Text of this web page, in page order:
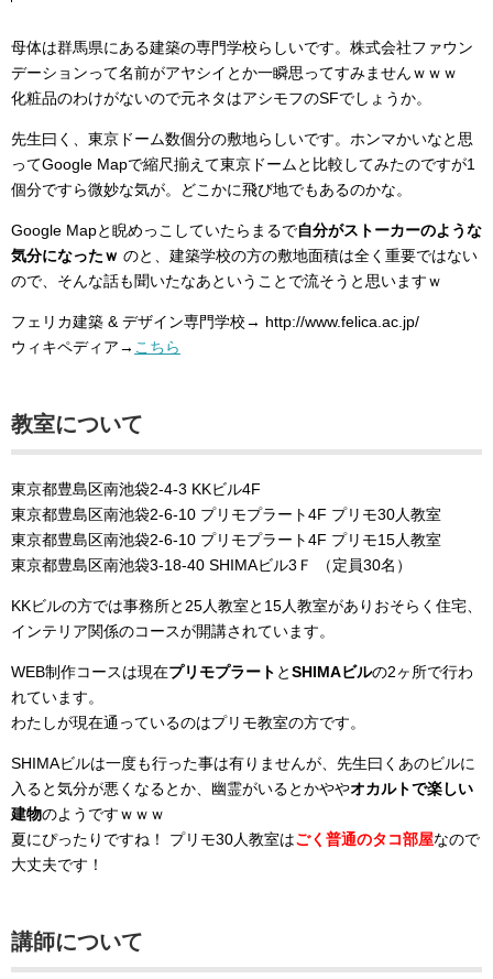
母体は群馬県にある建築の専門学校らしいです。株式会社ファウン
デーションって名前がアヤシイとか一瞬思ってすみませんｗｗｗ
化粧品のわけがないので元ネタはアシモフのSFでしょうか。
先生曰く、東京ドーム数個分の敷地らしいです。ホンマかいなと思
ってGoogle Mapで縮尺揃えて東京ドームと比較してみたのですが1
個分ですら微妙な気が。どこかに飛び地でもあるのかな。
Google Mapと睨めっこしていたらまるで自分がストーカーのような
気分になったｗ のと、建築学校の方の敷地面積は全く重要ではない
ので、そんな話も聞いたなあということで流そうと思いますｗ
フェリカ建築 & デザイン専門学校→ http://www.felica.ac.jp/
ウィキペディア→ こちら
教室について
東京都豊島区南池袋2-4-3 KKビル4F
東京都豊島区南池袋2-6-10 プリモプラート4F プリモ30人教室
東京都豊島区南池袋2-6-10 プリモプラート4F プリモ15人教室
東京都豊島区南池袋3-18-40 SHIMAビル3Ｆ （定員30名）
KKビルの方では事務所と25人教室と15人教室がありおそらく住宅、
インテリア関係のコースが開講されています。
WEB制作コースは現在プリモプラート とSHIMAビルの2ヶ所で行わ
れています。
わたしが現在通っているのはプリモ教室の方です。
SHIMAビルは一度も行った事は有りませんが、先生曰くあのビルに
入ると気分が悪くなるとか、幽霊がいるとかややオカルトで楽しい
建物のようですｗｗｗ
夏にぴったりですね！ プリモ30人教室はごく普通のタコ部屋なので
大丈夫です！
講師について